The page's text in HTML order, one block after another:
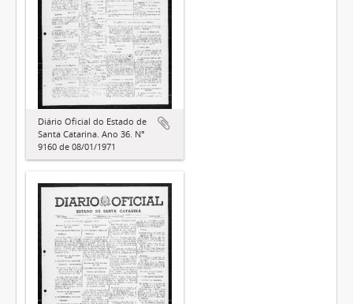
Diário Oficial do Estado de
Santa Catarina. Ano 36. N°
9160 de 08/01/1971